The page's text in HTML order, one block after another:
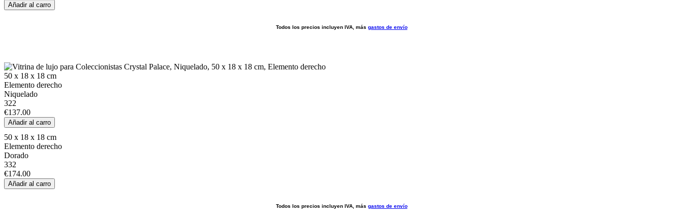
Todos los precios incluyen IVA, más gastos de envío
50 x 18 x 18 cm
Elemento derecho
Niquelado
322
€137.00
50 x 18 x 18 cm
Elemento derecho
Dorado
332
€174.00
Todos los precios incluyen IVA, más gastos de envío